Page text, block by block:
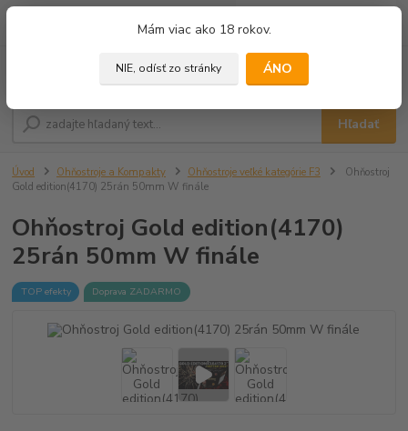
Mám viac ako 18 rokov.
NIE, odísť zo stránky ÁNO
Hľadať
Úvod Ohňostroje a Kompakty Ohňostroje veľké kategórie F3
Ohňostroj
Gold edition(4170) 25rán 50mm W finále
Ohňostroj Gold edition(4170)
25rán 50mm W finále
TOP efekty Doprava ZADARMO